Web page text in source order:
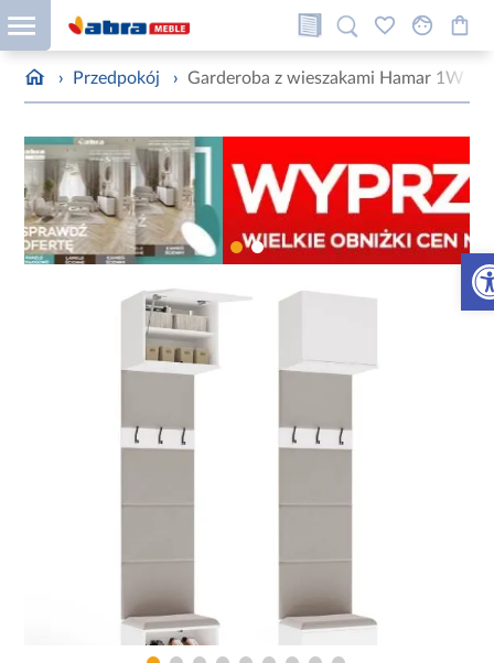
› Przedpokój › Garderoba z wieszakami Hamar 1W